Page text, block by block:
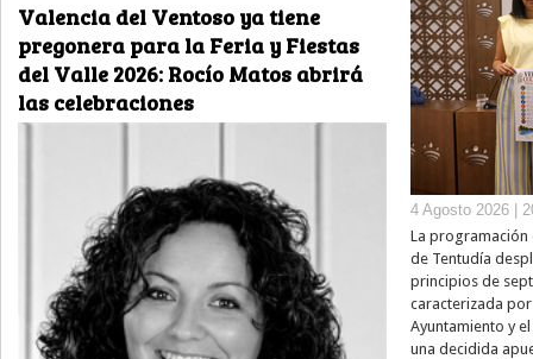
Valencia del Ventoso ya tiene
pregonera para la Feria y Fiestas
del Valle 2026: Rocío Matos abrirá
las celebraciones
4 Agosto 2026 |
La programación
de Tentudía
principios de
caracterizada
Ayuntamiento y
una decidida